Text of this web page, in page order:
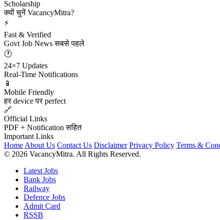
Scholarship
क्यों चुनें VacancyMitra?
⚡
Fast & Verified
Govt Job News सबसे पहले
🕐
24×7 Updates
Real-Time Notifications
📱
Mobile Friendly
हर device पर perfect
🔗
Official Links
PDF + Notification सहित
Important Links
Home About Us Contact Us Disclaimer Privacy Policy Terms &
© 2026 VacancyMitra. All Rights Reserved.
Latest Jobs
Bank Jobs
Railway
Defence Jobs
Admit Card
RSSB